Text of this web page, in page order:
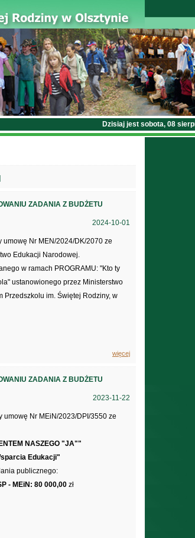
Dzisiaj jest sobota, 08 sierpnia
ZADANIA Z BUDŻETU
2024-10-01
umowę Nr MEN/2024/DK/2070 ze
Edukacji Narodowej.
w ramach PROGRAMU: "Kto ty
ustanowionego przez Ministerstwo
im. Świętej Rodziny, w
więcej
ZADANIA Z BUDŻETU
2023-11-22
umowę Nr MEiN/2023/DPI/3550 ze
NASZEGO "JA""
Edukacji"
publicznego:
- MEiN: 80 000,00 zł